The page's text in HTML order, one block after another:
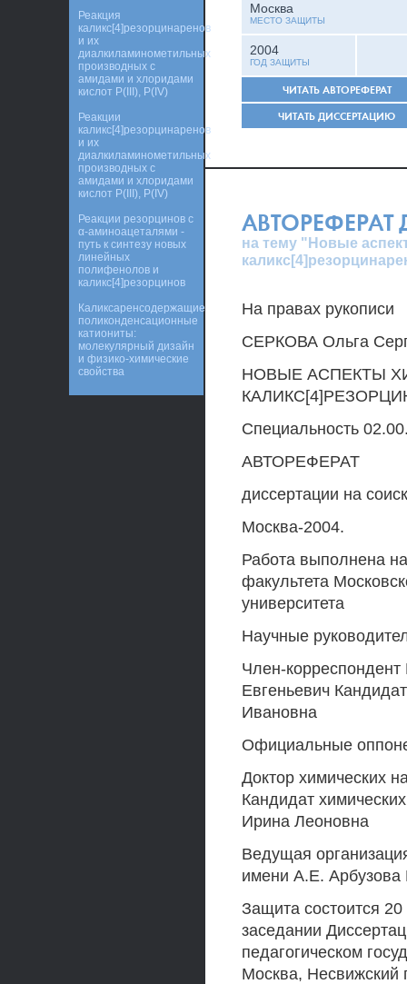
Москва
МЕСТО ЗАЩИТЫ
2004
ГОД ЗАЩИТЫ
ЧИТАТЬ АВТОРЕФЕРАТ
ЧИТАТЬ ДИССЕРТАЦИЮ
АВТОРЕФЕРАТ
на тему "Новые
На правах рукописи
СЕРКОВА Ольга
НОВЫЕ АСПЕКТЫ
Специальность
АВТОРЕФЕРАТ
диссертации на
Москва-2004.
Работа выполнена
факультета
университета
Научные
Член-
Евгеньевич
Ивановна
Официальные
Доктор химических
Кандидат
Ирина Леоновна
Ведущая
имени А.Е. Арбузова
Защита состоится
заседании
педагогическом
Москва, Несвижский
Реакция
каликс[4]резорцинаренов
и их
диалкиламинометильных
производных с
амидами и хлоридами
кислот P(III), P(IV)
Реакции
каликс[4]резорцинаренов
и их
диалкиламинометильных
производных с
амидами и хлоридами
кислот Р(III), P(IV)
Реакции резорцинов с
α-аминоацеталями -
путь к синтезу новых
линейных
полифенолов и
каликс[4]резорцинов
Каликсаренсодержащие
поликонденсационные
катиониты:
молекулярный дизайн
и физико-химические
свойства